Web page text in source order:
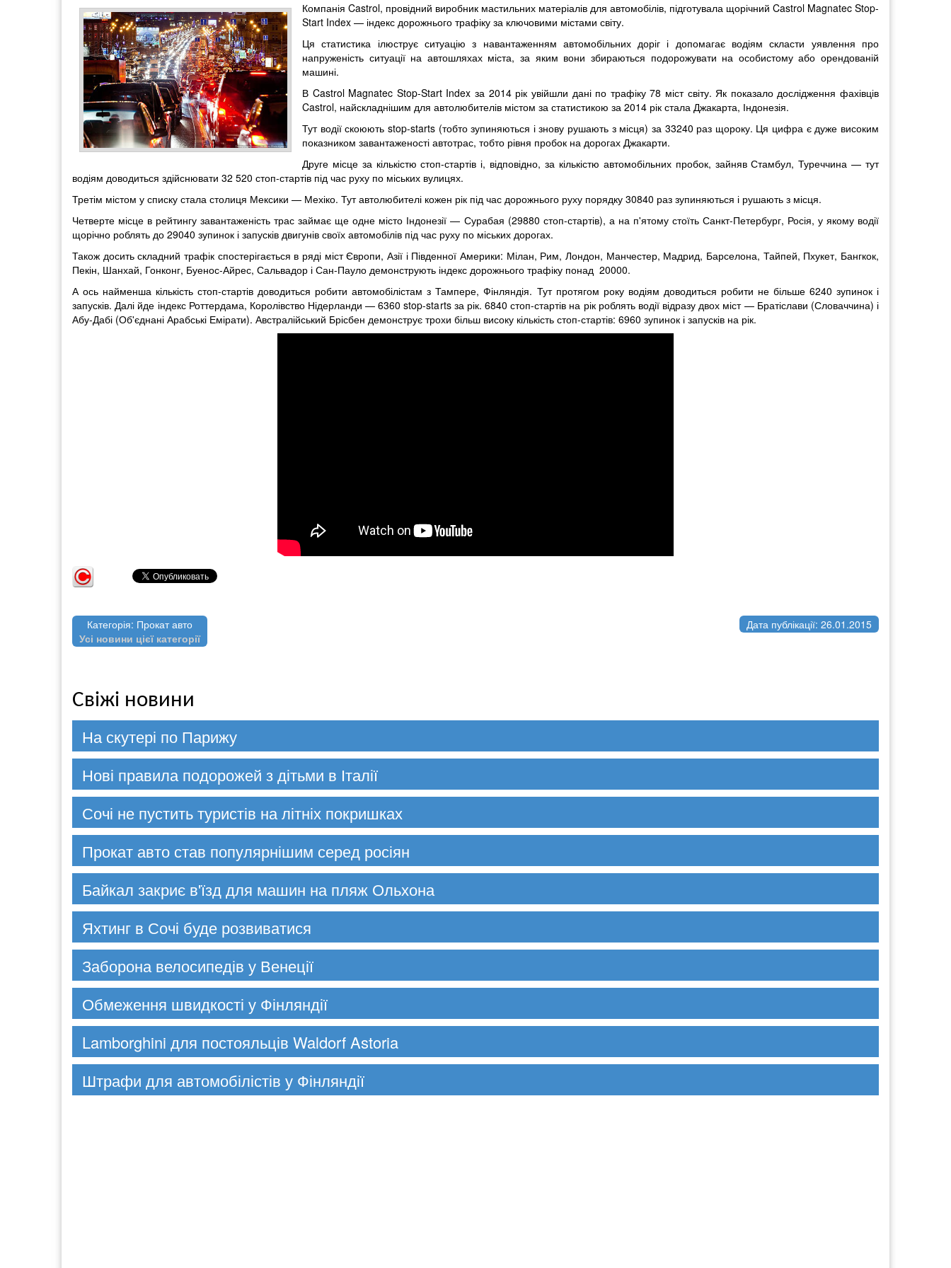
Компанія Castrol, провідний виробник мастильних матеріалів для автомобілів, підготувала щорічний Castrol Magnatec Stop-
Start Index — індекс дорожнього трафіку за ключовими містами світу.
Ця статистика ілюструє ситуацію з навантаженням автомобільних доріг і допомагає водіям скласти уявлення про
напруженість ситуації на автошляхах міста, за яким вони збираються подорожувати на особистому або орендованій
машині.
В Castrol Magnatec Stop-Start Index за 2014 рік увійшли дані по трафіку 78 міст світу. Як показало дослідження фахівців
Castrol, найскладнішим для автолюбителів містом за статистикою за 2014 рік стала Джакарта, Індонезія.
Тут водії скоюють stop-starts (тобто зупиняються і знову рушають з місця) за 33240 раз щороку. Ця цифра є дуже високим
показником завантаженості автотрас, тобто рівня пробок на дорогах Джакарти.
Друге місце за кількістю стоп-стартів і, відповідно, за кількістю автомобільних пробок, зайняв Стамбул, Туреччина — тут
водіям доводиться здійснювати 32 520 стоп-стартів під час руху по міських вулицях.
Третім містом у списку стала столиця Мексики — Мехіко. Тут автолюбителі кожен рік під час дорожнього руху порядку 30840 раз зупиняються і рушають з місця.
Четверте місце в рейтингу завантаженість трас займає ще одне місто Індонезії — Сурабая (29880 стоп-стартів), а на п'ятому стоїть Санкт-Петербург, Росія, у якому водії
щорічно роблять до 29040 зупинок і запусків двигунів своїх автомобілів під час руху по міських дорогах.
Також досить складний трафік спостерігається в ряді міст Європи, Азії і Південної Америки: Мілан, Рим, Лондон, Манчестер, Мадрид, Барселона, Тайпей, Пхукет, Бангкок,
Пекін, Шанхай, Гонконг, Буенос-Айрес, Сальвадор і Сан-Пауло демонструють індекс дорожнього трафіку понад 20000.
А ось найменша кількість стоп-стартів доводиться робити автомобілістам з Тампере, Фінляндія. Тут протягом року водіям доводиться робити не більше 6240 зупинок і
запусків. Далі йде індекс Роттердама, Королівство Нідерланди — 6360 stop-starts за рік. 6840 стоп-стартів на рік роблять водії відразу двох міст — Братіслави (Словаччина) і
Абу-Дабі (Об'єднані Арабські Емірати). Австралійський Брісбен демонструє трохи більш високу кількість стоп-стартів: 6960 зупинок і запусків на рік.
Категорія: Прокат авто
Усі новини цієї категорії
Дата публікації: 26.01.2015
Свіжі новини
На скутері по Парижу
Нові правила подорожей з дітьми в Італії
Сочі не пустить туристів на літніх покришках
Прокат авто став популярнішим серед росіян
Байкал закриє в'їзд для машин на пляж Ольхона
Яхтинг в Сочі буде розвиватися
Заборона велосипедів у Венеції
Обмеження швидкості у Фінляндії
Lamborghini для постояльців Waldorf Astoria
Штрафи для автомобілістів у Фінляндії